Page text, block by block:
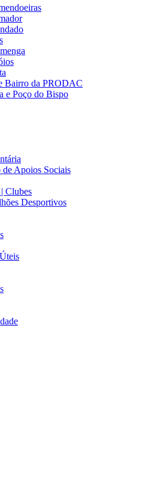
Bairro da PRODAC
e Poço do Bispo
de Apoios Sociais
Clubes
Desportivos